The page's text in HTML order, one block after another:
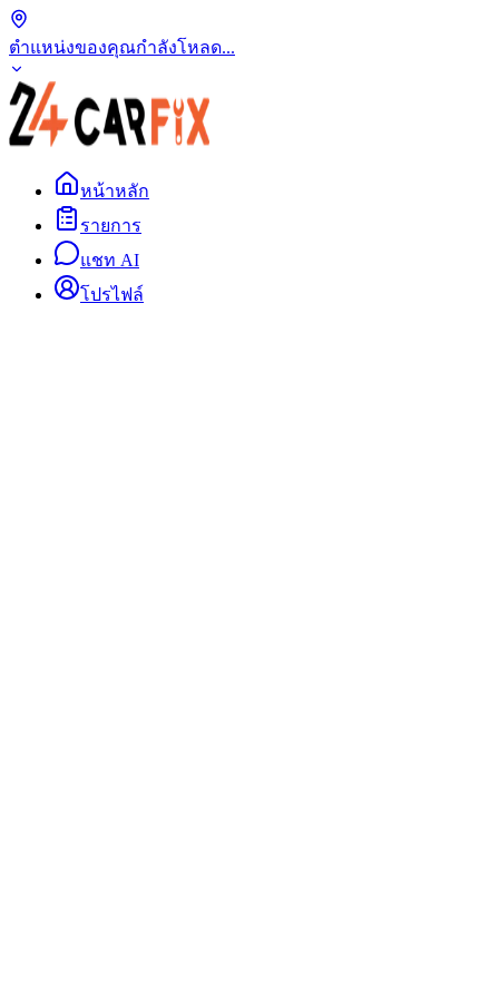
ตำแหน่งของคุณกำลังโหลด...
หน้าหลัก
รายการ
แชท AI
โปรไฟล์